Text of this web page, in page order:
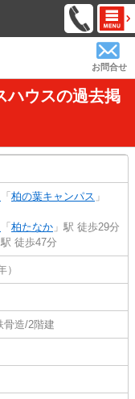
お問合せ
ウスの過去掲
「 柏の葉キャンパス 」
「 柏たなか 」駅 徒歩29分
駅 徒歩47分
）
骨造/2階建